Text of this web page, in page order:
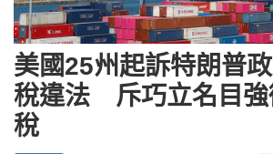
美國25州起訴特朗普
稅違法 斥巧立名目強
稅